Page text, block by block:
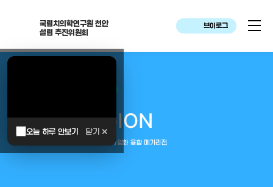
국립치의학연구원 천안
설립 추진위원회
브이로그
오늘 하루 안보기 닫기 ✕
대한민국은 두번이나 약속하였습니다.
MEGAREGION
중부권 전체를 잇는 연구–임상–평가–사업화 융합 메가리전